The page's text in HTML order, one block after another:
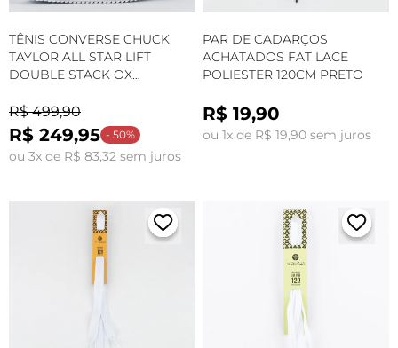
TÊNIS CONVERSE CHUCK
TAYLOR ALL STAR LIFT
DOUBLE STACK OX
SLUSHY A16283C
R$ 499,90
R$ 249,95 - 50%
ou 3x de R$ 83,32 sem juros
PAR DE CADARÇOS
ACHATADOS FAT LACE
POLIESTER 120CM PRETO
R$ 19,90
ou 1x de R$ 19,90 sem juros